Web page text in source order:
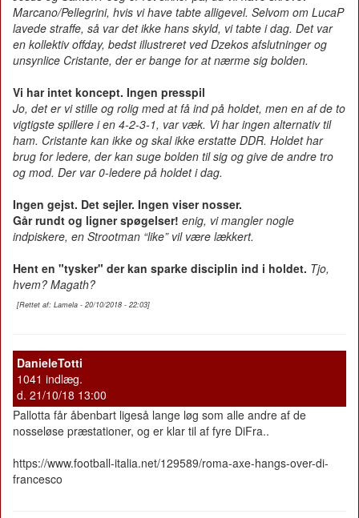
Marcano/Pellegrini, hvis vi have tabte alligevel. Selvom om LucaP
lavede straffe, så var det ikke hans skyld, vi tabte i dag. Det var
en kollektiv offday, bedst illustreret ved Dzekos afslutninger og
unsynlice Cristante, der er bange for at nærme sig bolden.
Vi har intet koncept. Ingen presspil
Jo, det er vi stille og rolig med at få ind på holdet, men en af de to
vigtigste spillere i en 4-2-3-1, var væk. Vi har ingen alternativ til
ham. Cristante kan ikke og skal ikke erstatte DDR. Holdet har
brug for ledere, der kan suge bolden til sig og give de andre tro
og mod. Der var 0-ledere på holdet i dag.
Ingen gejst. Det sejler. Ingen viser nosser.
Går rundt og ligner spøgelser! enig, vi mangler nogle
indpiskere, en Strootman “like” vil være lækkert.
Hent en "tysker" der kan sparke disciplin ind i holdet. Tjo,
hvem? Magath?
[Rettet af: Lamela - 20/10/2018 - 22:03]
DanieleTotti
1041 indlæg.
d. 21/10/18 13:00
Pallotta får åbenbart ligeså lange løg som alle andre af de
nosseløse præstationer, og er klar til af fyre DiFra..
https://www.football-italia.net/129589/roma-axe-hangs-over-di-
francesco